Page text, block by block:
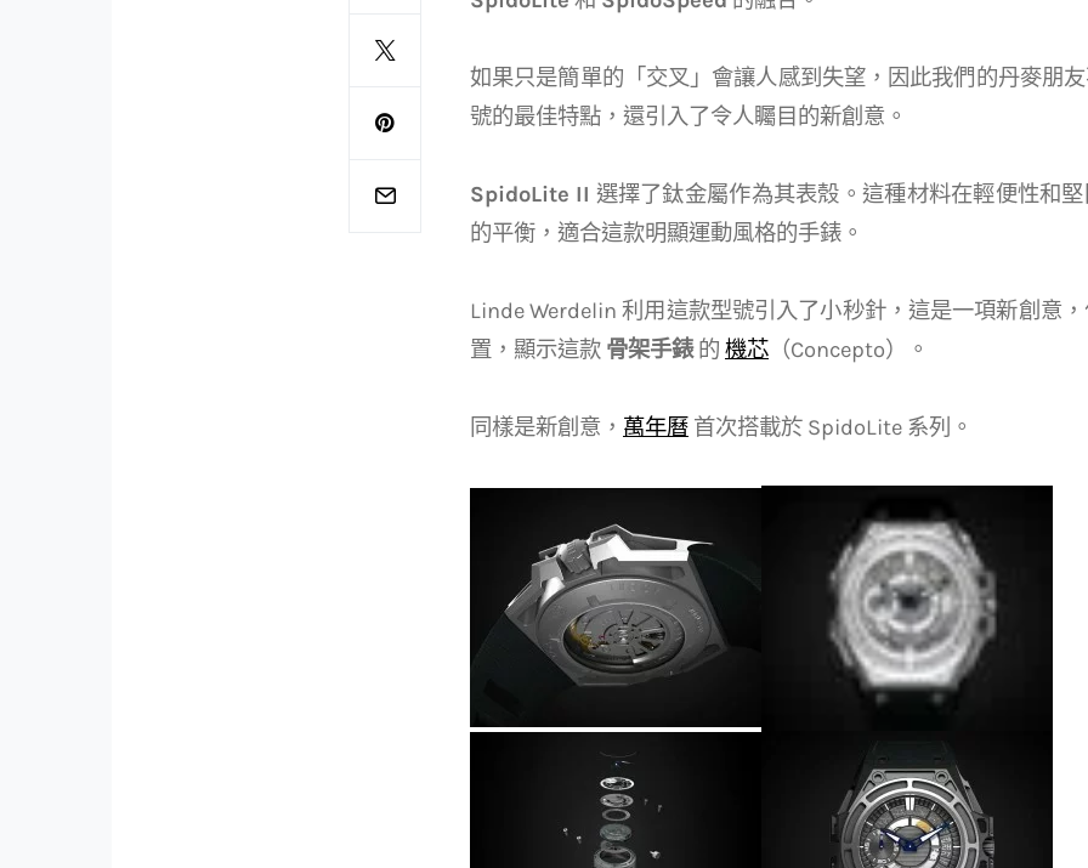
如果只是簡單的「交叉」會讓人感到失望，因此我們的丹麥朋
號的最佳特點，還引入了令人矚目的新創意。
SpidoLite II 選擇了鈦金屬作為其表殼。這種材料在輕便性和
的平衡，適合這款明顯運動風格的手錶。
Linde Werdelin 利用這款型號引入了小秒針，這是一項新創意
置，顯示這款 骨架手錶的 機芯 （Concepto）。
同樣是新創意， 萬年曆 首次搭載於 SpidoLite 系列。